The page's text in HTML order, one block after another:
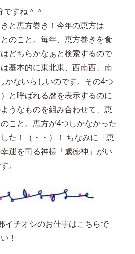
ですね＾＾
と恵方巻き！今年の恵方は
とのこと。毎年、恵方巻きを食
どちらかなぁと検索するので
基本的に東北東、西南西、南
かないらしいのです。その4つ
と呼ばれる暦を表示するのに
うなものを組み合わせて、恵
こと。恵方が4つしかなかった
た！（・・）！ ちなみに「恵
運を司る神様「歳徳神」がい
。
イチオシのお仕事はこちらで
！